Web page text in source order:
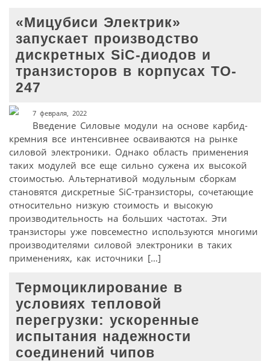
«Мицубиси Электрик»
запускает производство
дискретных SiC-диодов и
транзисторов в корпусах TO-
247
7 февраля, 2022
Введение Силовые модули на основе карбид-
кремния все интенсивнее осваиваются на рынке
силовой электроники. Однако область применения
таких модулей все еще сильно сужена их высокой
стоимостью. Альтернативой модульным сборкам
становятся дискретные SiC-транзисторы, сочетающие
относительно низкую стоимость и высокую
производительность на больших частотах. Эти
транзисторы уже повсеместно используются многими
производителями силовой электроники в таких
применениях, как источники […]
Термоциклирование в
условиях тепловой
перегрузки: ускоренные
испытания надежности
соединений чипов